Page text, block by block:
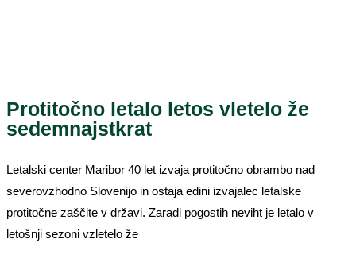
Protitočno letalo letos vletelo že
sedemnajstkrat
Letalski center Maribor 40 let izvaja protitočno obrambo nad
severovzhodno Slovenijo in ostaja edini izvajalec letalske
protitočne zaščite v državi. Zaradi pogostih neviht je letalo v
letošnji sezoni vzletelo že